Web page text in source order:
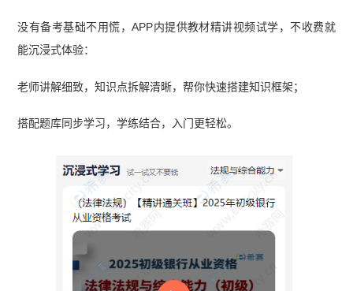
没有备考基础不用慌，APP内提供教材精讲视频试学，不收费就
能沉浸式体验：
老师讲解细致，知识点拆解清晰，帮你快速搭建知识框架；
搭配题库同步学习，学练结合，入门更轻松。